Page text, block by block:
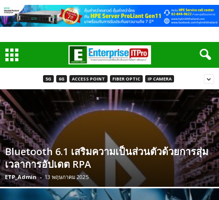
5G 6G ACCESS POINT FIBER OPTIC IP CAMERA
Bluetooth 6.1 เสริมความเป็นส่วนตัวด้วยการสุ่ม
เวลาการอัปเดต RPA
ETP_Admin - 13 พฤษภาคม 2025